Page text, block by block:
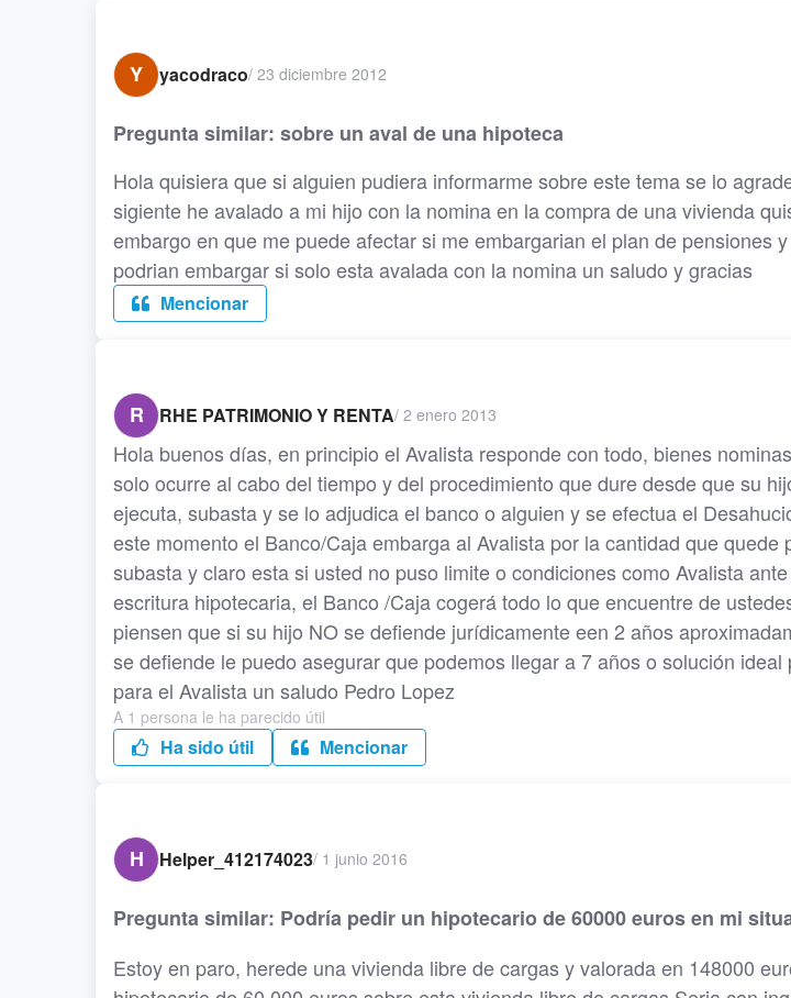
Y
yacodraco/ 23 diciembre 2012
Pregunta similar: sobre un aval de una hipoteca
Hola quisiera que si alguien pudiera informarme sobre este tema se lo
sigiente he avalado a mi hijo con la nomina en la compra de una vivienda
embargo en que me puede afectar si me embargarian el plan de pensiones
podrian embargar si solo esta avalada con la nomina un saludo y gracias
Mencionar
R
RHE PATRIMONIO Y RENTA/ 2 enero 2013
Hola buenos días, en principio el Avalista responde con todo, bienes
solo ocurre al cabo del tiempo y del procedimiento que dure desde que su
ejecuta, subasta y se lo adjudica el banco o alguien y se efectua el
este momento el Banco/Caja embarga al Avalista por la cantidad que quede
subasta y claro esta si usted no puso limite o condiciones como Avalista
escritura hipotecaria, el Banco /Caja cogerá todo lo que encuentre de
piensen que si su hijo NO se defiende jurídicamente een 2 años
se defiende le puedo asegurar que podemos llegar a 7 años o solución
para el Avalista un saludo Pedro Lopez
A 1 persona le ha parecido útil
Ha sido útil Mencionar
H
Helper_412174023/ 1 junio 2016
Pregunta similar: Podría pedir un hipotecario de 60000 euros en mi
Estoy en paro, herede una vivienda libre de cargas y valorada en 148000